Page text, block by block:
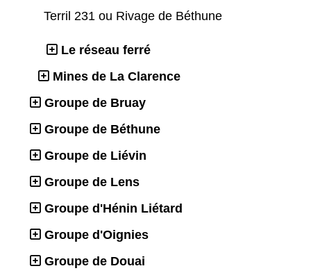
Terril 231 ou Rivage de Béthune
Le réseau ferré
Mines de La Clarence
Groupe de Bruay
Groupe de Béthune
Groupe de Liévin
Groupe de Lens
Groupe d'Hénin Liétard
Groupe d'Oignies
Groupe de Douai